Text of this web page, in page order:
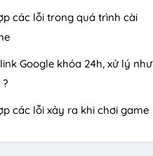
các lỗi trong quá trình cài
Google khóa 24h, xử lý như
các lỗi xảy ra khi chơi game